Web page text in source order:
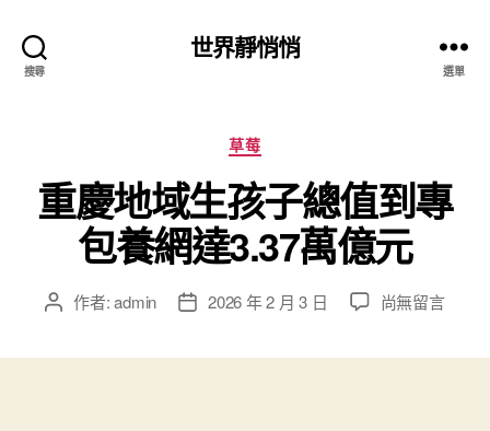
搜尋
世界靜悄悄
選單
分
類
草莓
重慶地域生孩子總值到專
包養網達3.37萬億元
文 作者:admin
文 2026 年 2 月 3 日
在
尚無留言